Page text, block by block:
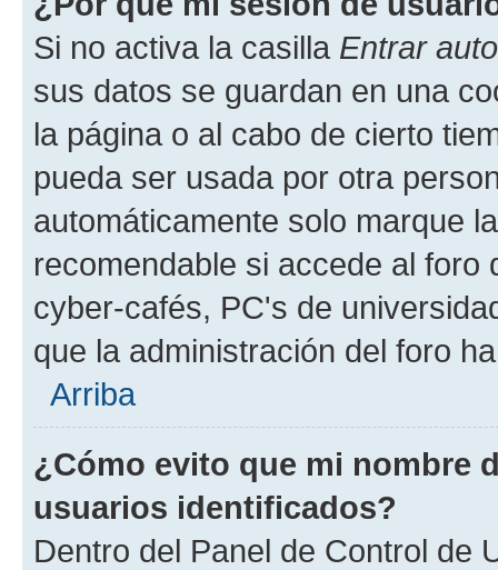
Si no activa la casilla Entrar
sus datos se guardan en una
la página o al cabo de cierto
pueda ser usada por otra
automáticamente solo marque
recomendable si accede al foro
cyber-cafés, PC's de
que la administración del foro
Arriba
¿Cómo evito que mi nombre
usuarios identificados?
Dentro del Panel de Control de